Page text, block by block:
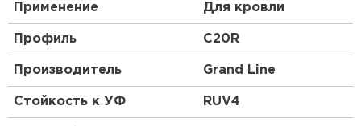
Применение Для кровли
Профиль C20R
Производитель Grand Line
Стойкость к УФ RUV4